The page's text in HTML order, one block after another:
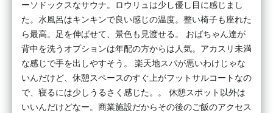
ーソドックスなサウナ。ロウリュは少し優し目に感じまし
た。水風呂はキンキンで良い感じの温度。整い椅子も座れた
ら最高。足を伸ばせて、景色も見渡せる。 おばちゃん達が
背中を洗うオプションは年配の方からは人気。アカスリ未満
な感じで手を出しやすそう。 楽天地スパが悪いわけじゃな
いんだけど、休憩スペースのすぐ上がフットサルコートなの
で、寝るには少しうるさく感じた。。 休憩スポット以外は
いいんだけどなー。商業施設だからその後のご飯のアクセス